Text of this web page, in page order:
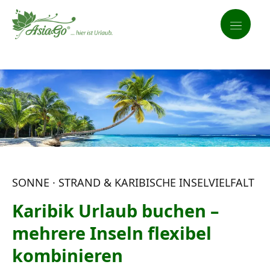
SONNE · STRAND & KARIBISCHE INSELVIELFALT
Karibik Urlaub buchen –
mehrere Inseln flexibel
kombinieren